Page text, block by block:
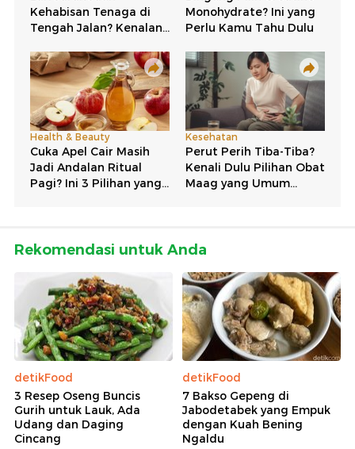
Rekomendasi untuk Anda
detikFood
3 Resep Oseng Buncis
Gurih untuk Lauk, Ada
Udang dan Daging
Cincang
detikFood
7 Bakso Gepeng di
Jabodetabek yang Empuk
dengan Kuah Bening
Ngaldu